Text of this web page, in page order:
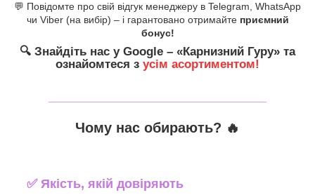
💬 Повідомте про свій відгук менеджеру в Telegram, WhatsApp
чи Viber (на вибір) – і гарантовано отримайте приємний
бонус!
🔍 Знайдіть нас у Google – «Карнизний Гуру» та
ознайомтеся з усім асортиментом!
Чому нас обирають? 🔥
✅Якість, якій довіряють